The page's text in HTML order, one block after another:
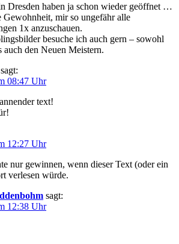
Dresden haben ja schon wieder geöffnet …
Gewohnheit, mir so ungefähr alle
1x anzuschauen.
besuche ich auch gern – sowohl
auch den Neuen Meistern.
sagt:
08:47 Uhr
text!
12:27 Uhr
nur gewinnen, wenn dieser Text (oder ein
verlesen würde.
sagt:
12:38 Uhr